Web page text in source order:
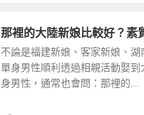
那裡的大陸新娘比較好？素
不論是福建新娘、客家新娘、
單身男性順利透過相親活動娶
身男性，通常也會問：那裡的...